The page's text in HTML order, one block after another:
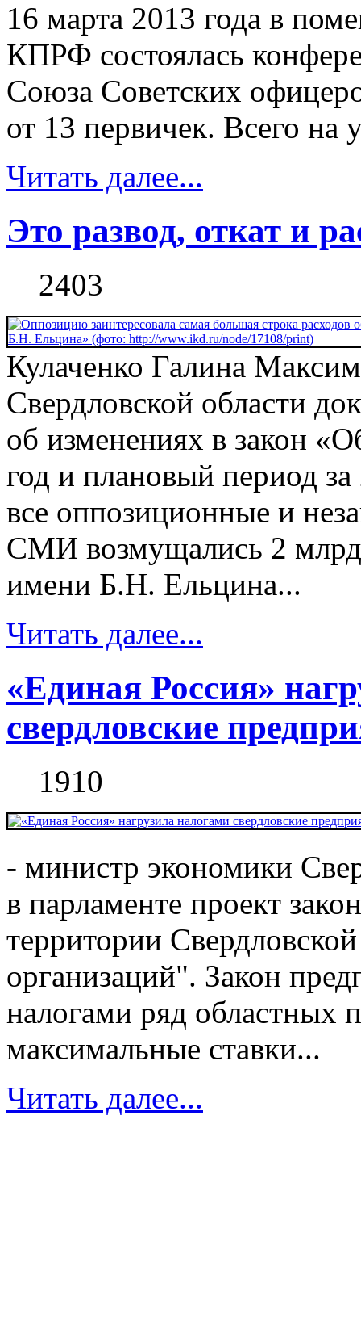
16 марта 2013 года в
КПРФ состоялась
Союза Советских
от 13 первичек. Всего на
Читать далее...
Это развод, откат и
2403
Кулаченко Галина
Свердловской области
об изменениях в закон
год и плановый период
все оппозиционные и
СМИ возмущались 2
имени Б.Н. Ельцина...
Читать далее...
«Единая Россия»
свердловские
1910
- министр экономики
в парламенте проект
территории
организаций". Закон
налогами ряд областных
максимальные ставки...
Читать далее...